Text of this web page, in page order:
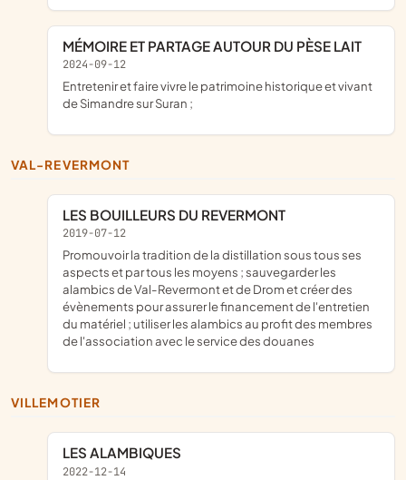
MÉMOIRE ET PARTAGE AUTOUR DU PÈSE LAIT
2024-09-12
entretenir et faire vivre le patrimoine historique et vivant
de Simandre sur Suran ;
VAL-REVERMONT
LES BOUILLEURS DU REVERMONT
2019-07-12
promouvoir la tradition de la distillation sous tous ses
aspects et par tous les moyens ; sauvegarder les
alambics de Val-Revermont et de Drom et créer des
évènements pour assurer le financement de l'entretien
du matériel ; utiliser les alambics au profit des membres
de l'association avec le service des douanes
VILLEMOTIER
LES ALAMBIQUES
2022-12-14